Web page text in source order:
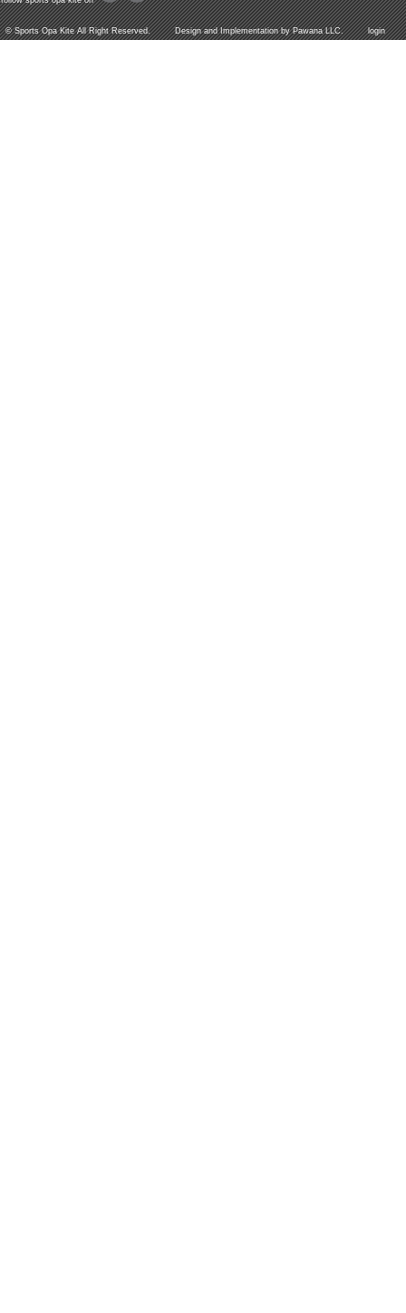
©Sports Opa KiteAll Right Reserved. Design and Implementation byPawana LLC. login